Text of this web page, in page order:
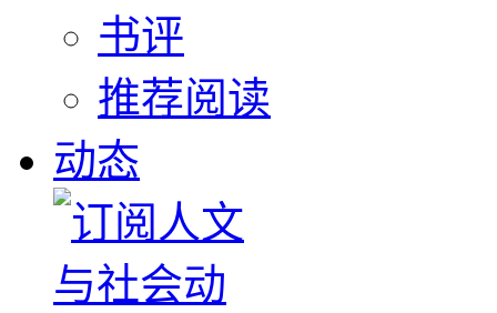
书评
推荐阅读
动态